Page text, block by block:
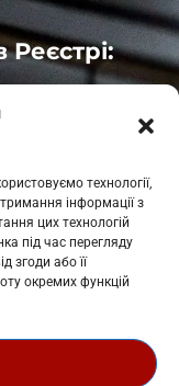
технології,
інформації з
цих технологій
під час перегляду
згоди або її
окремих функцій
Реєстрі: